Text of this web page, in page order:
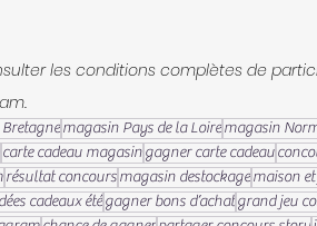
les conditions complètes de
magasin Pays de la Loiremagasin
carte cadeau magasingagner carte cadeau
résultat concoursmagasin destockagemaison
cadeaux étégagner bons d’achatgrand jeu